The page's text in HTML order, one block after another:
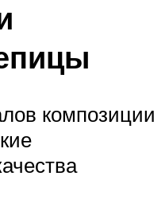
композиции